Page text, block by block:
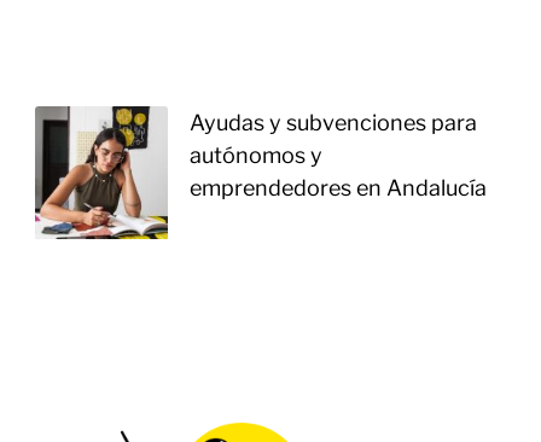
Ayudas y subvenciones para
autónomos y
emprendedores en Andalucía